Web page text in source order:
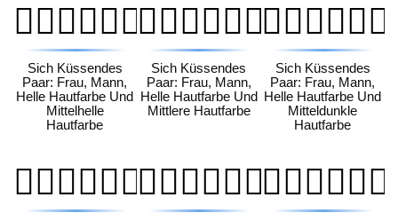
👩🏻‍❤️‍💋‍👨🏼
Sich Küssendes
Paar: Frau, Mann,
Helle Hautfarbe Und
Mittelhelle
Hautfarbe
👩🏻‍❤️‍💋‍👨🏽
Sich Küssendes
Paar: Frau, Mann,
Helle Hautfarbe Und
Mittlere Hautfarbe
👩🏻‍❤️‍💋‍👨🏾
Sich Küssendes
Paar: Frau, Mann,
Helle Hautfarbe Und
Mitteldunkle
Hautfarbe
👩🏻‍❤️‍💋‍👨🏿👩🏼‍❤️‍💋‍👨🏻👩🏼‍❤️‍💋‍👨🏼